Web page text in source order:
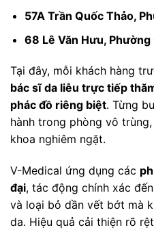
57A Trần Quốc Thảo,
68 Lê Văn Hưu, Phường
Tại đây, mỗi khách hàng
bác sĩ da liễu trực tiếp
phác đồ riêng biệt. Từng
hành trong phòng vô
khoa nghiêm ngặt.
V-Medical ứng dụng các
đại, tác động chính xác
và loại bỏ dần vết bớt mà
da. Hiệu quả cải thiện rõ